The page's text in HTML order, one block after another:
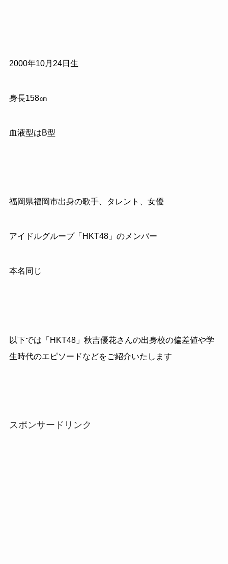
2000年10月24日生
身長158㎝
血液型はB型
福岡県福岡市出身の歌手、タレント、女優
アイドルグループ「HKT48」のメンバー
本名同じ
以下では「HKT48」秋吉優花さんの出身校の偏差値や学
生時代のエピソードなどをご紹介いたします
スポンサードリンク